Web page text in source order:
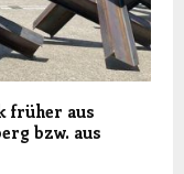
früher aus
bzw. aus